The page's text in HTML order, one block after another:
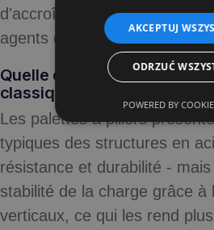
d'accroître leur résistance à
agents extérieurs.
Quelle est la différence
classiques en métal et en
Les palettes à piliers
typiques des structures en
résistance et durabilité -
stabilité de la charge grâce à
verticaux, ce qui les rend
AKCEPTUJ
ODRZUĆ
POWERED BY